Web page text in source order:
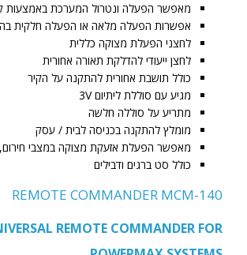
מאפשר הפעלה ונטרול המערכת
אפשרות הפעלה מלאה או הפעלה חלקית
לחצני הפעלת מצוקה כללית
לחצן ייעודי להדלקת תאורה אחורית
כולל תושבת אחורית להתקנה על הקיר
מגיע עם סוללת ליתיום 3V
מתריע על סוללה חלשה
מומלץ להתקנה בכניסה לבית / עסק
מאפשר הפעלת אזעקת מצוקה במצבי
כולל סט ברגים ודבילים
REMOTE COMMANDER MCM-140
REMOTE COMMANDER FOR